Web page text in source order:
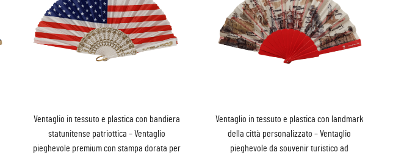
Ventaglio in tessuto e plastica con bandiera
statunitense patriottica – Ventaglio
pieghevole premium con stampa dorata per
Ventaglio in tessuto e plastica con landmark
della città personalizzato – Ventaglio
pieghevole da souvenir turistico ad